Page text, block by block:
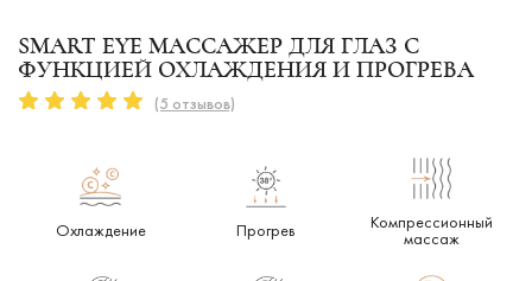
SMART EYE МАССАЖЕР ДЛЯ ГЛАЗ С
ФУНКЦИЕЙ ОХЛАЖДЕНИЯ И ПРОГРЕВА
(5 отзывов)
Охлаждение Прогрев
Компрессионный
массаж